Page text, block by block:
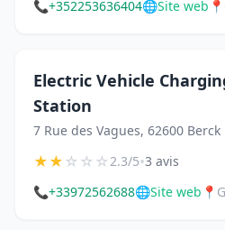
📞+352253636404🌐Site web 📍
Electric Vehicle
Station
7 Rue des Vagues, 62600 Berck
★★☆☆☆2.3/5•3 avis
📞+33972562688🌐Site web 📍